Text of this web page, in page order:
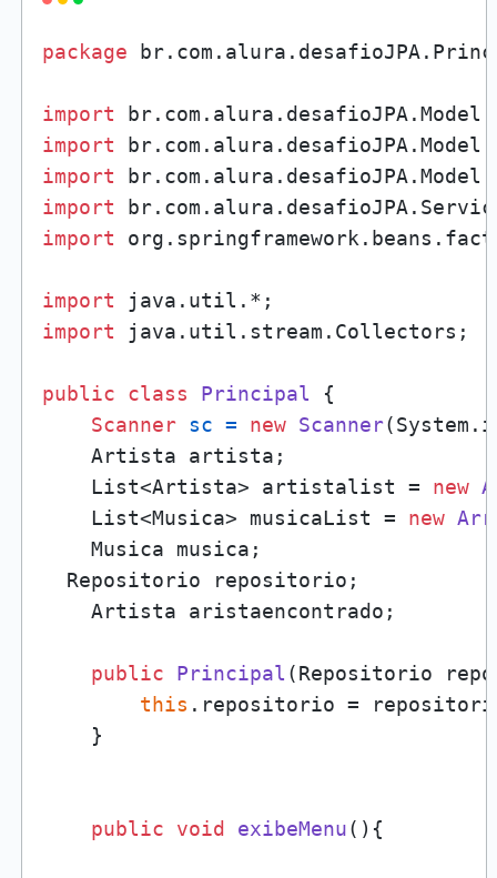
package
import
import
import
import
import
import
import java.util.stream.Collectors;
public class Principal {
Scanner sc = new Scanner
    Artista artista;
    List<Artista> artistalist =
new
    List<Musica> musicaList =
new
    Musica musica;
  Repositorio repositorio;
    Artista aristaencontrado;
public Principal (Repositorio
this .repositorio =
    }
public void exibeMenu() {